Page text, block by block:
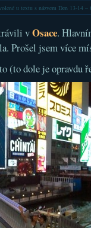
u textu s názvem Den 13-14 –
vOsace.
Prošel jsem více
(to dole je opravdu